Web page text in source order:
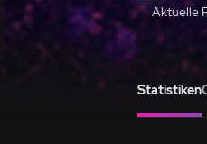
Aktuelle
Statistiken